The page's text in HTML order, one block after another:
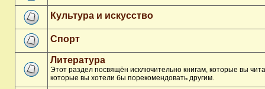
Культура и искусство
Спорт
Литература
Этот раздел посвящён исключительно книгам, которые вы
которые вы хотели бы порекомендовать другим.